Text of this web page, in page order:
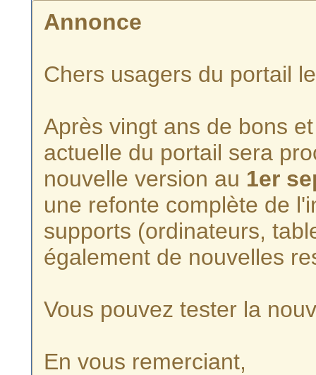
Annonce
Chers usagers du portail
Après vingt ans de bons
actuelle du portail sera
nouvelle version au 1er
une refonte complète de
supports (ordinateurs,
également de nouvelles
Vous pouvez tester la
En vous remerciant,